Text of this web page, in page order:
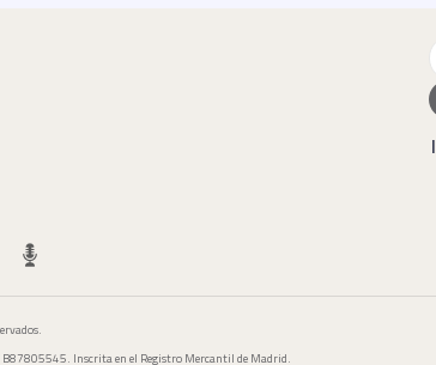
Inscrita en el Registro Mercantil de Madrid.